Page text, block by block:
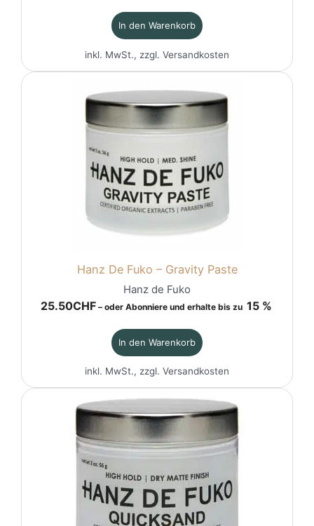
In den Warenkorb
inkl. MwSt., zzgl. Versandkosten
Hanz De Fuko – Gravity Paste
Hanz de Fuko
25.50CHF – oder Abonniere und erhalte bis zu 15 %
In den Warenkorb
inkl. MwSt., zzgl. Versandkosten